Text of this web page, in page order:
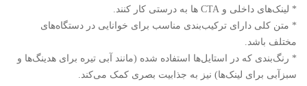
* لینک‌های داخلی و CTA ها به درستی کار کنند.
* متن کلی دارای ترکیب‌بندی مناسب برای خوانایی در دستگاه‌های
مختلف باشد.
* رنگ‌بندی که در استایل‌ها استفاده شده (مانند آبی تیره برای هدینگ‌ها و
سبزآبی برای لینک‌ها) نیز به جذابیت بصری کمک می‌کند.